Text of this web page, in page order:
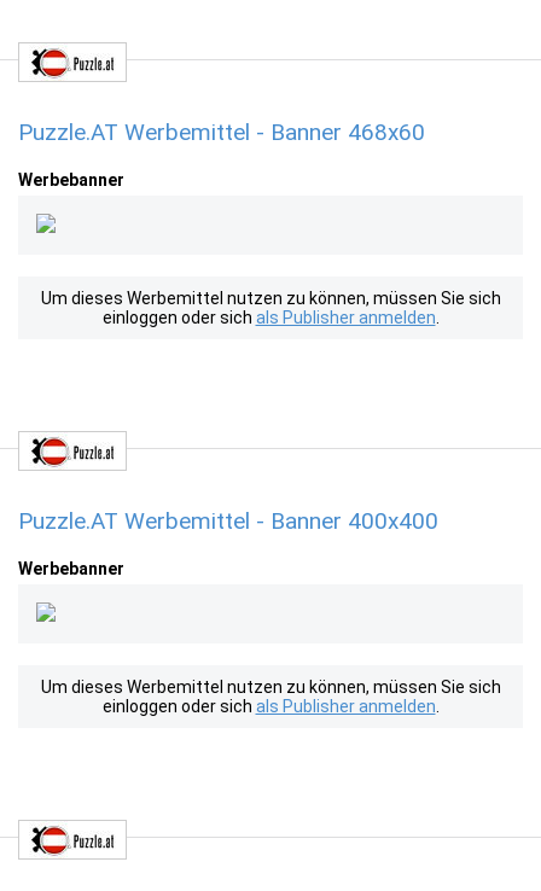
Puzzle.AT Werbemittel - Banner 468x60
Werbebanner
Um dieses Werbemittel nutzen zu können, müssen Sie sich
einloggen oder sich als Publisher anmelden
Puzzle.AT Werbemittel - Banner 400x400
Werbebanner
Um dieses Werbemittel nutzen zu können, müssen Sie sich
einloggen oder sich als Publisher anmelden